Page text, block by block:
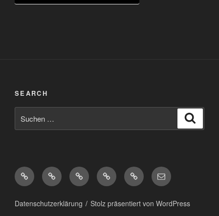
SEARCH
nach:
Diaspora*PixelfedPeertubeMastodonMatrix eMail
Datenschutzerklärung Stolz präsentiert von WordPress